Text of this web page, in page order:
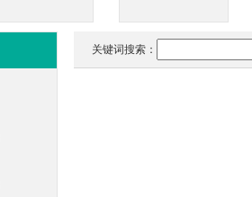
关键词搜索：